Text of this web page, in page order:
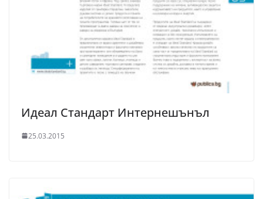
Идеал Стандарт Интернешънъл
25.03.2015